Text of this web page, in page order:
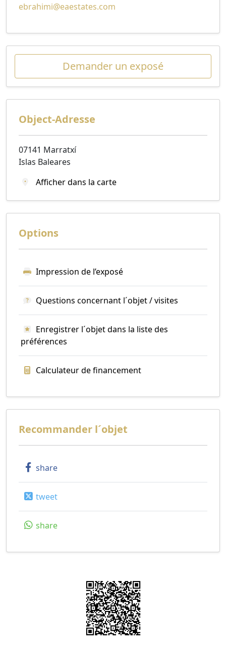
ebrahimi@eaestates.com
Demander un exposé
Object-Adresse
07141 Marratxí
Islas Baleares
Afficher dans la carte
Options
Impression de l’exposé
Questions concernant l´objet / visites
Enregistrer l´objet dans la liste des
préférences
Calculateur de financement
Recommander l´objet
share
tweet
share